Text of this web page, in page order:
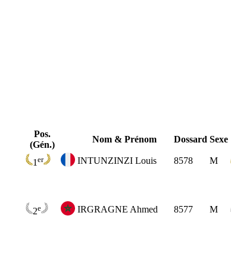
Pos.
(Gén.)
Nom & Prénom Dossard Sexe
1 er INTUNZINZI Louis 8578 M
2e IRGRAGNE Ahmed 8577 M